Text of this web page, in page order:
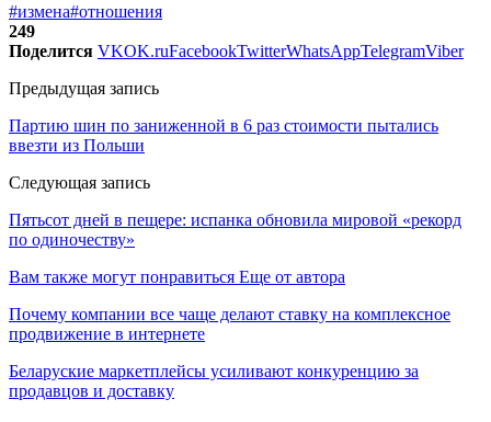
#измена#отношения
249
Поделится VKOK.ruFacebookTwitterWhatsAppTelegramViber
Предыдущая запись
Партию шин по заниженной в 6 раз стоимости пытались
ввезти из Польши
Следующая запись
Пятьсот дней в пещере: испанка обновила мировой «рекорд
по одиночеству»
Вам также могут понравиться Еще от автора
Почему компании все чаще делают ставку на комплексное
продвижение в интернете
Беларуские маркетплейсы усиливают конкуренцию за
продавцов и доставку